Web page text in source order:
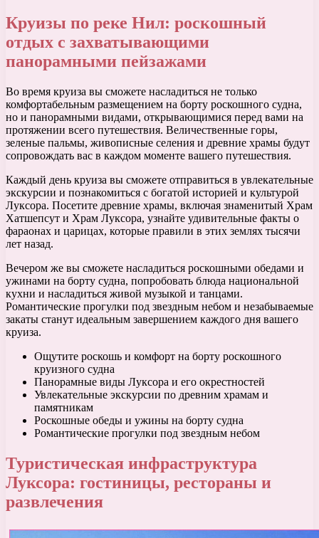
Круизы по реке Нил: роскошный
отдых с захватывающими
панорамными пейзажами
Во время круиза вы сможете насладиться не только
комфортабельным размещением на борту роскошного судна,
но и панорамными видами, открывающимися перед вами на
протяжении всего путешествия. Величественные горы,
зеленые пальмы, живописные селения и древние храмы будут
сопровождать вас в каждом моменте вашего путешествия.
Каждый день круиза вы сможете отправиться в увлекательные
экскурсии и познакомиться с богатой историей и культурой
Луксора. Посетите древние храмы, включая знаменитый Храм
Хатшепсут и Храм Луксора, узнайте удивительные факты о
фараонах и царицах, которые правили в этих землях тысячи
лет назад.
Вечером же вы сможете насладиться роскошными обедами и
ужинами на борту судна, попробовать блюда национальной
кухни и насладиться живой музыкой и танцами.
Романтические прогулки под звездным небом и незабываемые
закаты станут идеальным завершением каждого дня вашего
круиза.
Ощутите роскошь и комфорт на борту роскошного
круизного судна
Панорамные виды Луксора и его окрестностей
Увлекательные экскурсии по древним храмам и
памятникам
Роскошные обеды и ужины на борту судна
Романтические прогулки под звездным небом
Туристическая инфраструктура
Луксора: гостиницы, рестораны и
развлечения